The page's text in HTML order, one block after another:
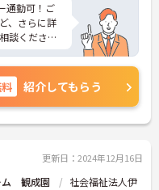
通勤可！ご
、さらに詳
談くださ
紹介してもらう
更新日：2024年12月16日
ム 観成園
社会福祉法人伊